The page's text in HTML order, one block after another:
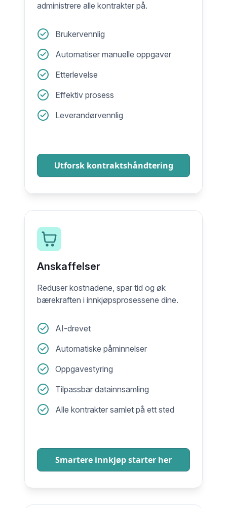
administrere alle kontrakter på.
Brukervennlig
Automatiser manuelle oppgaver
Etterlevelse
Effektiv prosess
Leverandørvennlig
Utforsk kontraktshåndtering
Anskaffelser
Reduser kostnadene, spar tid og øk
bærekraften i innkjøpsprosessene dine.
AI-drevet
Automatiske påminnelser
Oppgavestyring
Tilpassbar datainnsamling
Alle kontrakter samlet på ett sted
Smartere innkjøp starter her